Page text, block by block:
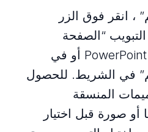
، انقر فوق الزر
“الصفحة
الرئيسية” في شريط PowerPoint أو في
في الشريط. للحصول
المنسقة
صورة قبل اختيار